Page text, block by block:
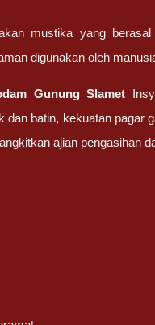
mustika yang
digunakan oleh
Gunung Slamet
batin, kekuatan pagar
ajian pengasihan